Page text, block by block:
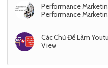
Performance
Performance
Các Chủ Đề Làm
View